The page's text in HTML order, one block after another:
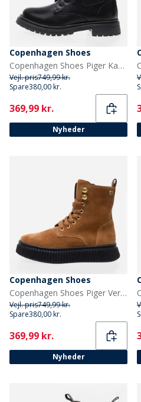
Copenhagen Shoes
Copenhagen Shoes Piger Kaylee Lave Støvler 0001 Black
Vejl. pris749,99 kr.
Spare380,00 kr.
Current
369,99 kr.
Nyheder
Copenhagen Shoes
Copenhagen Shoes Piger Vera Støvler 0241 Cognac
Vejl. pris749,99 kr.
Spare380,00 kr.
Current
369,99 kr.
Nyheder